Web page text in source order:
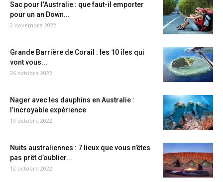
Sac pour l’Australie : que faut-il emporter
pour un an Down...
2 novembre 2022
Grande Barrière de Corail : les 10 îles qui
vont vous...
26 octobre 2022
Nager avec les dauphins en Australie :
l’incroyable expérience
19 octobre 2022
Nuits australiennes : 7 lieux que vous n’êtes
pas prêt d’oublier...
12 octobre 2022